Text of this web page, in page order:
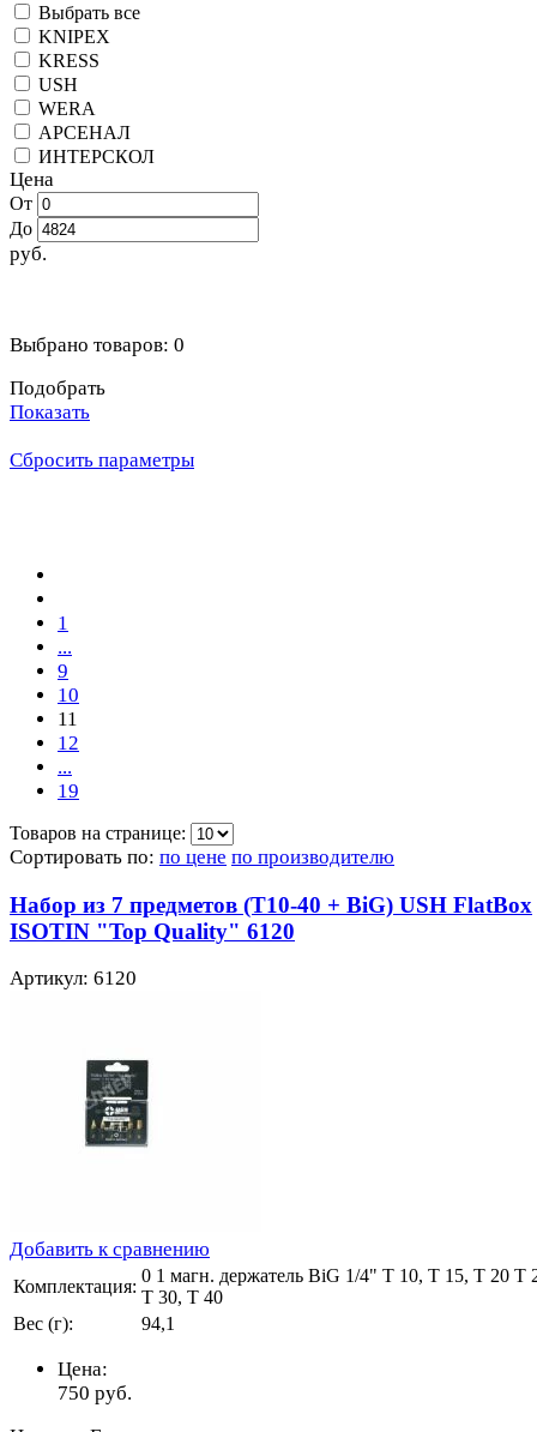
Выбрать все
KNIPEX
KRESS
USH
WERA
АРСЕНАЛ
ИНТЕРСКОЛ
Цена
От
До
руб.
Выбрано товаров: 0
Подобрать
Показать
Сбросить параметры
1
...
9
10
11
12
...
19
Товаров на странице:
Сортировать по: по цене по производителю
Набор из 7 предметов (T10-40 + BiG) USH FlatBox
ISOTIN "Top Quality" 6120
Артикул: 6120
Добавить к сравнению
Комплектация:
0 1 магн. держатель BiG 1/4" T 10, T 15, T 20 T
T 30, T 40
Вес (г):
94,1
Цена:
750 руб.